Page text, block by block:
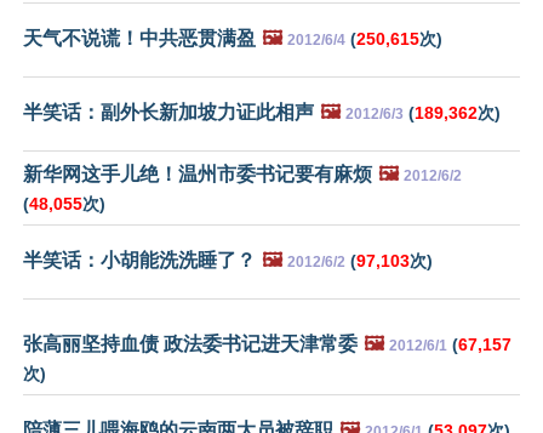
天气不说谎！中共恶贯满盈 🖼️ 2012/6/4 (250,615次)
半笑话：副外长新加坡力证此相声 🖼️ 2012/6/3 (189,362次)
新华网这手儿绝！温州市委书记要有麻烦 🖼️ 2012/6/2
(48,055次)
半笑话：小胡能洗洗睡了？ 🖼️ 2012/6/2 (97,103次)
张高丽坚持血债 政法委书记进天津常委 🖼️ 2012/6/1 (67,157
次)